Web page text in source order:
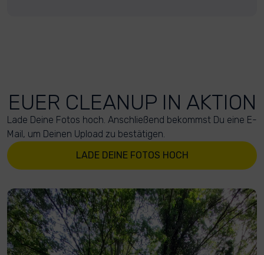
EUER CLEANUP IN AKTION
Lade Deine Fotos hoch. Anschließend bekommst Du eine E-
Mail, um Deinen Upload zu bestätigen.
LADE DEINE FOTOS HOCH